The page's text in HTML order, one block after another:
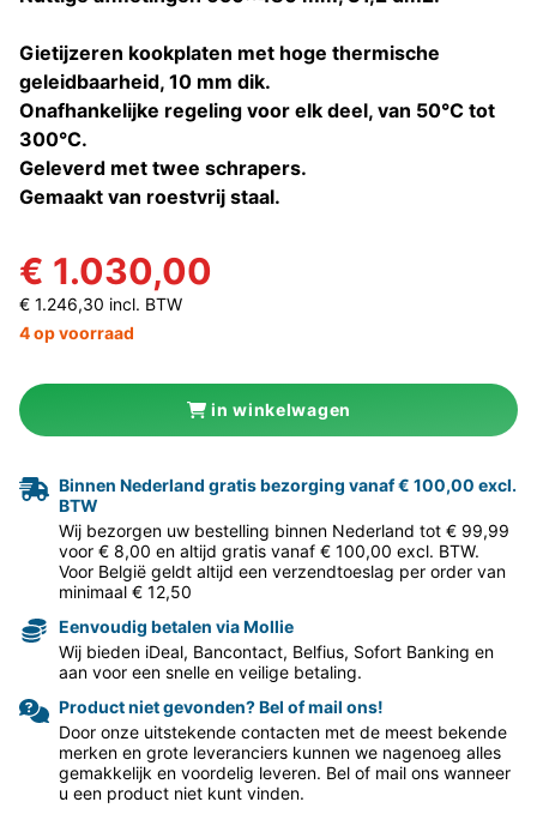
Gietijzeren kookplaten met hoge thermische
geleidbaarheid, 10 mm dik.
Onafhankelijke regeling voor elk deel, van 50°C tot
300°C.
Geleverd met twee schrapers.
Gemaakt van roestvrij staal.
€ 1.030,00
€ 1.246,30 incl. BTW
4 op voorraad
in winkelwagen
Binnen Nederland gratis bezorging vanaf € 100,00 excl.
BTW
Wij bezorgen uw bestelling binnen Nederland tot € 99,99
voor € 8,00 en altijd gratis vanaf € 100,00 excl. BTW.
Voor België geldt altijd een verzendtoeslag per order van
minimaal € 12,50
Eenvoudig betalen via Mollie
Wij bieden iDeal, Bancontact, Belfius, Sofort Banking en
aan voor een snelle en veilige betaling.
Product niet gevonden? Bel of mail ons!
Door onze uitstekende contacten met de meest bekende
merken en grote leveranciers kunnen we nagenoeg alles
gemakkelijk en voordelig leveren. Bel of mail ons wanneer
u een product niet kunt vinden.